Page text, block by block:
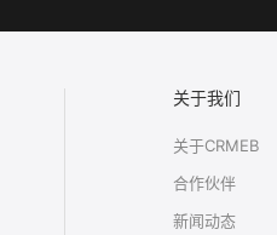
关于我们
关于CRMEB
合作伙伴
新闻动态